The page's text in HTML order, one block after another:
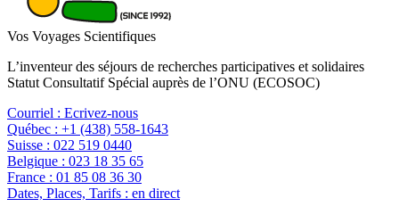
Vos Voyages Scientifiques
L’inventeur des séjours de recherches participatives et solidaires
Statut Consultatif Spécial auprès de l’ONU (ECOSOC)
Courriel : Ecrivez-nous
Québec : +1 (438) 558-1643
Suisse : 022 519 0440
Belgique : 023 18 35 65
France : 01 85 08 36 30
Dates, Places, Tarifs : en direct